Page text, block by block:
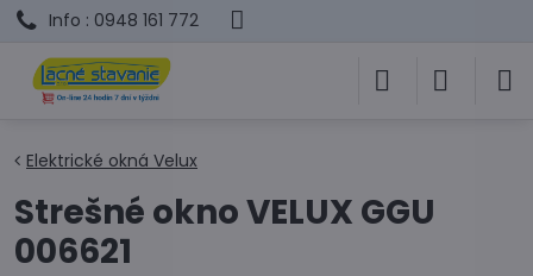
Info : 0948 161 772
Elektrické okná Velux
Strešné okno VELUX GGU
006621